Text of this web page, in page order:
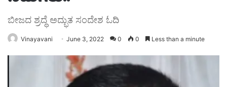
ಬೀಜದ ಶ್ರದ್ಧೆ ಅದ್ಭುತ ಸಂದೇಶ ಓದಿ
Vinayavani June 3, 2022 0 0 Less than a minute